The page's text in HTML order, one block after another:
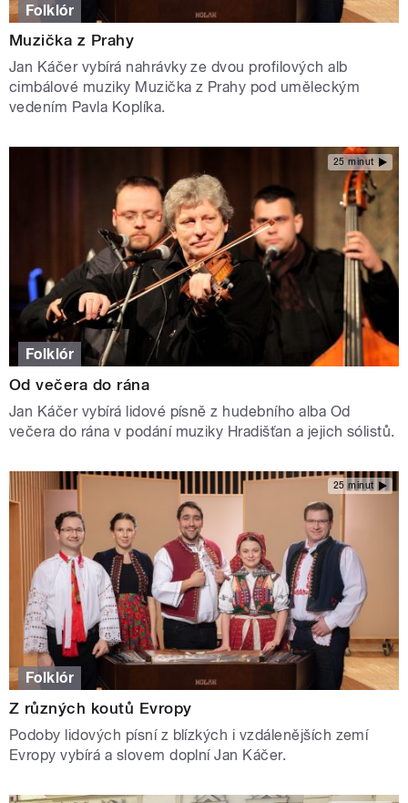
Folklór
Muzička z Prahy
Jan Káčer vybírá nahrávky ze dvou profilových alb
cimbálové muziky Muzička z Prahy pod uměleckým
vedením Pavla Koplíka.
25 minut
Folklór
Od večera do rána
Jan Káčer vybírá lidové písně z hudebního alba Od
večera do rána v podání muziky Hradišťan a jejich sólistů.
25 minut
Folklór
Z různých koutů Evropy
Podoby lidových písní z blízkých i vzdálenějších zemí
Evropy vybírá a slovem doplní Jan Káčer.